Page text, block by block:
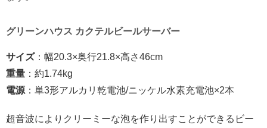
グリーンハウス カクテルビールサーバー
サイズ：幅20.3×奥行21.8×高さ46cm
重量 ：約1.74kg
電源 ：単3形アルカリ乾電池/ニッケル水素充電池×2本
超音波によりクリーミーな泡を作り出すことができるビー